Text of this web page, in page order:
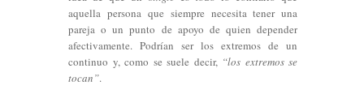
aquella persona que siempre necesita tener una
pareja o un punto de apoyo de quien depender
afectivamente. Podrían ser los extremos de un
continuo y, como se suele decir, “los extremos se
tocan”.